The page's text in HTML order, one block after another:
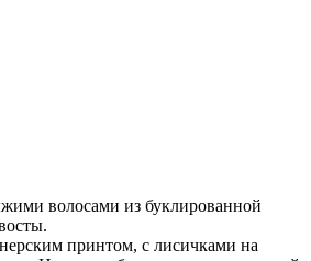
волосами из буклированной
принтом, с лисичками на